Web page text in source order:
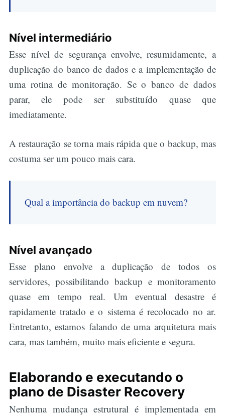
Nível intermediário
Esse nível de segurança envolve, resumidamente, a
duplicação do banco de dados e a implementação de
uma rotina de monitoração. Se o banco de dados
parar, ele pode ser substituído quase que
imediatamente.
A restauração se torna mais rápida que o backup, mas
costuma ser um pouco mais cara.
Qual a importância do backup em nuvem?
Nível avançado
Esse plano envolve a duplicação de todos os
servidores, possibilitando backup e monitoramento
quase em tempo real. Um eventual desastre é
rapidamente tratado e o sistema é recolocado no ar.
Entretanto, estamos falando de uma arquitetura mais
cara, mas também, muito mais eficiente e segura.
Elaborando e executando o
plano de Disaster Recovery
Nenhuma mudança estrutural é implementada em